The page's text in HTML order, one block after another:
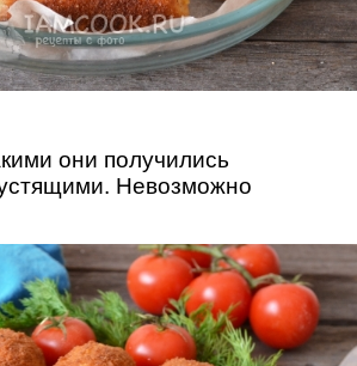
они получились
Невозможно